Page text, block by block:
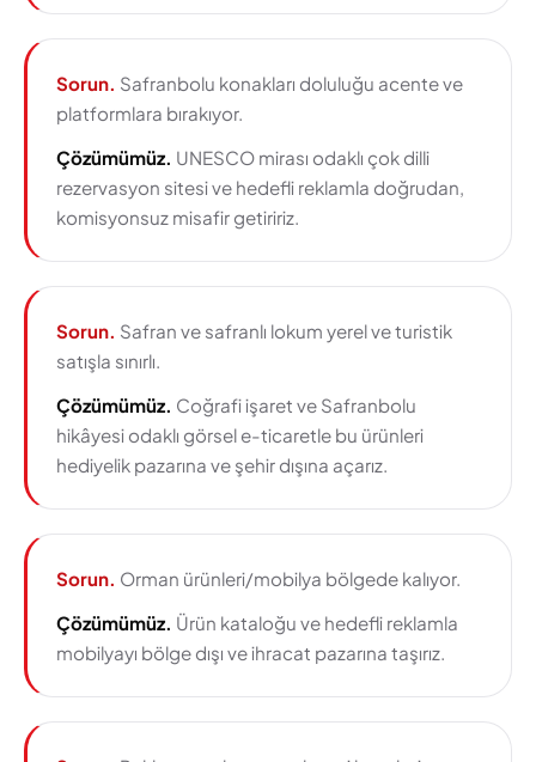
Sorun. Safranbolu konakları doluluğu acente ve
platformlara bırakıyor.
Çözümümüz. UNESCO mirası odaklı çok dilli
rezervasyon sitesi ve hedefli reklamla doğrudan,
komisyonsuz misafir getiririz.
Sorun. Safran ve safranlı lokum yerel ve turistik
satışla sınırlı.
Çözümümüz. Coğrafi işaret ve Safranbolu
hikâyesi odaklı görsel e-ticaretle bu ürünleri
hediyelik pazarına ve şehir dışına açarız.
Sorun. Orman ürünleri/mobilya bölgede kalıyor.
Çözümümüz. Ürün kataloğu ve hedefli reklamla
mobilyayı bölge dışı ve ihracat pazarına taşırız.